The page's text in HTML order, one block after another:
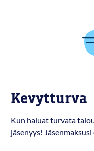
Kevytturva
Kun haluat turvata
jäsenyys!